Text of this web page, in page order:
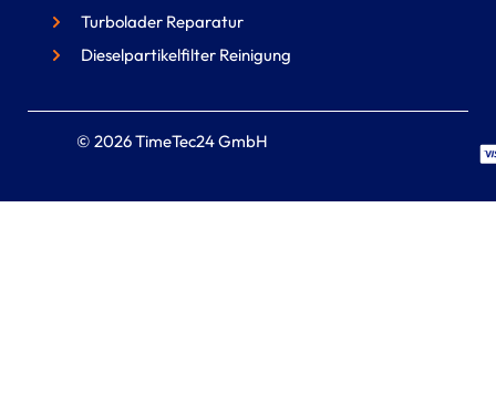
Turbolader Reparatur
Dieselpartikelfilter Reinigung
© 2026 TimeTec24 GmbH